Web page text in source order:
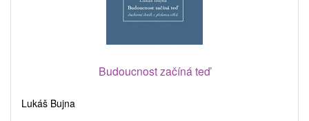
Budoucnost začíná teď
Lukáš Bujna